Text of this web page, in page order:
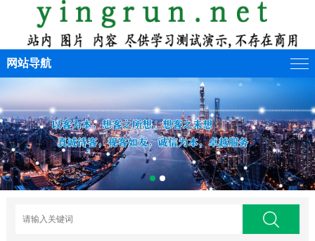
网站导航